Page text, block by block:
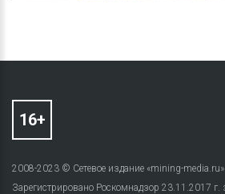
2008-2023 © Сетевое издание «mining-media.ru»
Зарегистрировано Роскомнадзор 23.11.2017